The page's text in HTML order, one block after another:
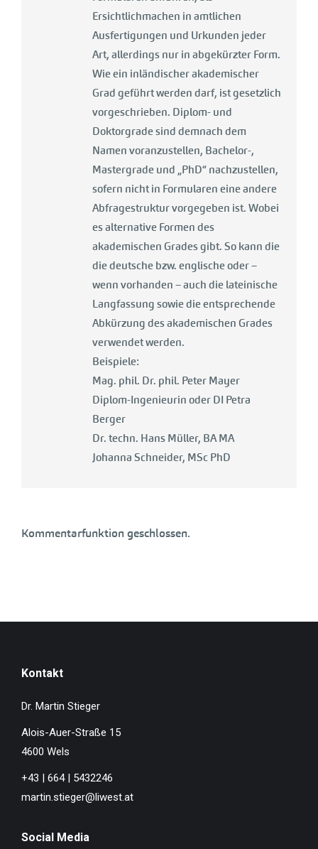
Ersichtlichmachen in amtlichen
Ausfertigungen und Urkunden jeder
Art, allerdings nur in abgekürzter Form.
Wie ein inländischer akademischer
Grad geführt werden darf, ist gesetzlich
vorgeschrieben. Diplom- und
Doktorgrade sind demnach dem
Namen voranzustellen, Bachelor-,
Mastergrade und „PhD“ nachzustellen,
sofern nicht in Formularen eine andere
Abfragestruktur vorgegeben ist. Wobei
es alternative Formen des
akademischen Grades gibt. So kann die
die deutsche bzw. englische oder –
wenn vorhanden – auch die lateinische
Langfassung sowie die entsprechende
Abkürzung des akademischen Grades
verwendet werden.
Beispiele:
Mag. phil. Dr. phil. Peter Mayer
Diplom-Ingenieurin oder DI Petra
Berger
Dr. techn. Hans Müller, BA MA
Johanna Schneider, MSc PhD
Kommentarfunktion geschlossen.
Kontakt
Dr. Martin Stieger
Alois-Auer-Straße 15
4600 Wels
+43 | 664 | 5432246
martin.stieger@liwest.at
Social Media